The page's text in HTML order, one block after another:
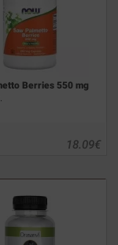
Berries 550 mg
€
18.09